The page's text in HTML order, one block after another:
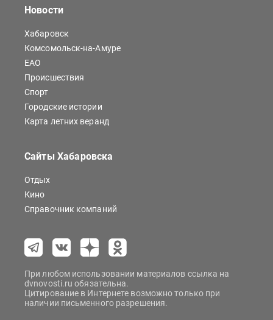
Новости
Хабаровск
Комсомольск-на-Амуре
ЕАО
Происшествия
Спорт
Городские истории
Карта летних веранд
Сайты Хабаровска
Отдых
Кино
Справочник компаний
При любом использовании материалов ссылка на
dvnovosti.ru обязательна.
Цитирование в Интернете возможно только при
наличии письменного разрешения.